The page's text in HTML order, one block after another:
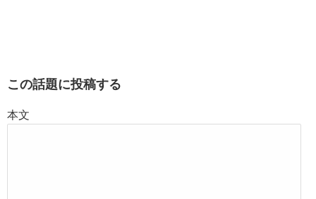
この話題に投稿する
本文